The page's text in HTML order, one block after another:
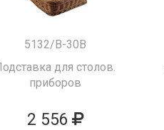
5132/B-30B
для столов.
приборов
2 556